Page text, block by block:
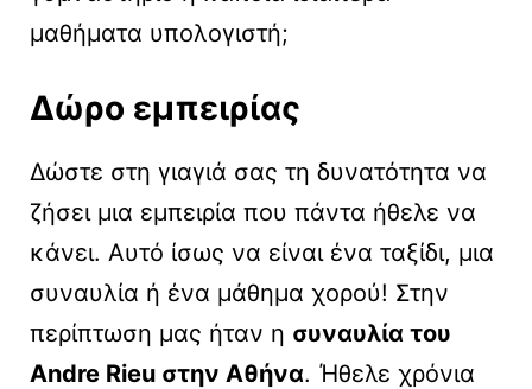
μαθήματα υπολογιστή;
Δώρο εμπειρίας
Δώστε στη γιαγιά σας τη δυνατότητα να
ζήσει μια εμπειρία που πάντα ήθελε να
κάνει. Αυτό ίσως να είναι ένα ταξίδι, μια
συναυλία ή ένα μάθημα χορού! Στην
περίπτωση μας ήταν η συναυλία του
Andre Rieu στην Αθήνα. Ήθελε χρόνια